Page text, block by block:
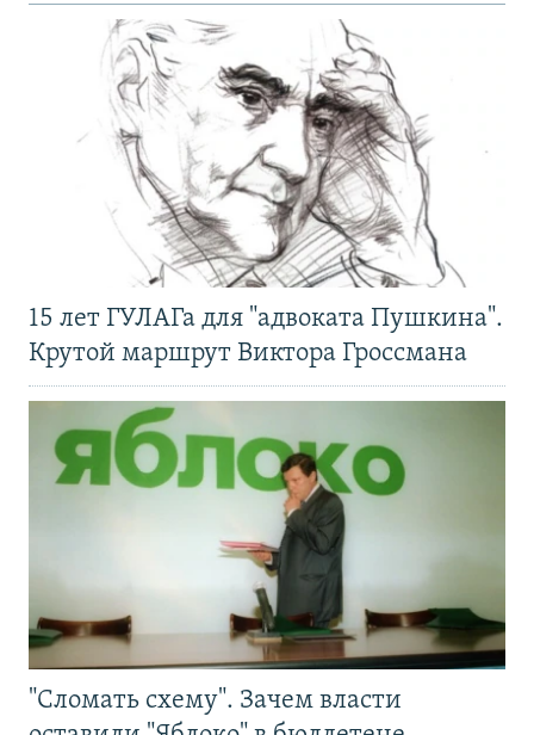
15 лет ГУЛАГа для "адвоката Пушкина".
Крутой маршрут Виктора Гроссмана
"Сломать схему". Зачем власти